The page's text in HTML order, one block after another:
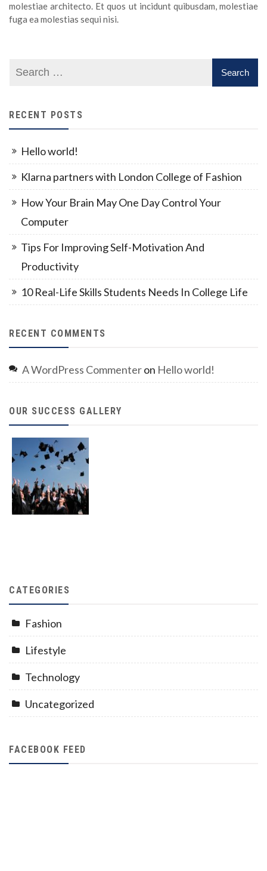
molestiae architecto. Et quos ut incidunt quibusdam, molestiae
fuga ea molestias sequi nisi.
RECENT POSTS
Hello world!
Klarna partners with London College of Fashion
How Your Brain May One Day Control Your
Computer
Tips For Improving Self-Motivation And
Productivity
10 Real-Life Skills Students Needs In College Life
RECENT COMMENTS
A WordPress Commenteron Hello world!
OUR SUCCESS GALLERY
CATEGORIES
Fashion
Lifestyle
Technology
Uncategorized
FACEBOOK FEED